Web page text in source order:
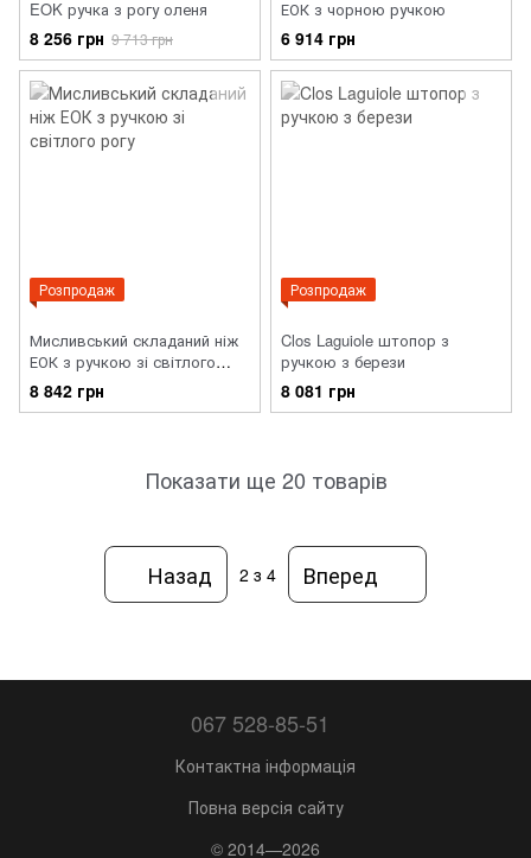
EOK ручка з рогу оленя
8 256 грн 9 713 грн
ЕОК з чорною ручкою
6 914 грн
Розпродаж
Мисливський складаний ніж
ЕОК з ручкою зі світлого
рогу
8 842 грн
Розпродаж
Clos Laguiole штопор з
ручкою з берези
8 081 грн
Показати ще 20 товарів
Назад 2 з 4 Вперед
067 528-85-51
Контактна інформація
Повна версія сайту
© 2014—2026